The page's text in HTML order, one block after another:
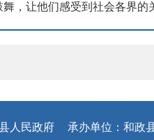
，让他们感受到社会各界
人民政府 承办单位：和政